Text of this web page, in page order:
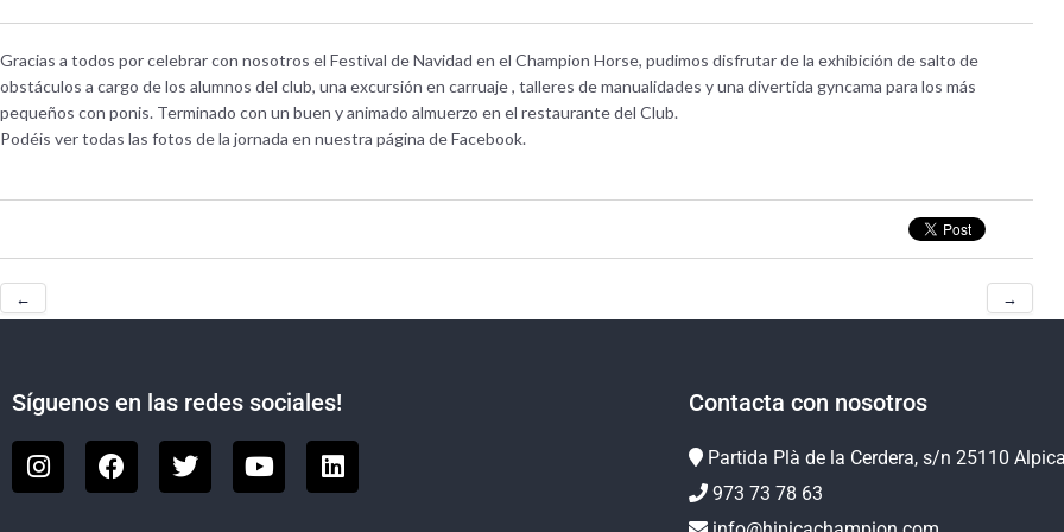
Gracias a todos por celebrar con nosotros el Festival de Navidad en el Champion Horse, pudimos disfrutar de la exhibición de salto de
obstáculos a cargo de los alumnos del club, una excursión en carruaje , talleres de manualidades y una divertida gyncama para los más
pequeños con ponis. Terminado con un buen y animado almuerzo en el restaurante del Club.
Podéis ver todas las fotos de la jornada en nuestra página de Facebook.
← →
Síguenos en las redes sociales! Contacta con nosotros
Partida Plà de la Cerdera, s/n 25110
973 73 78 63